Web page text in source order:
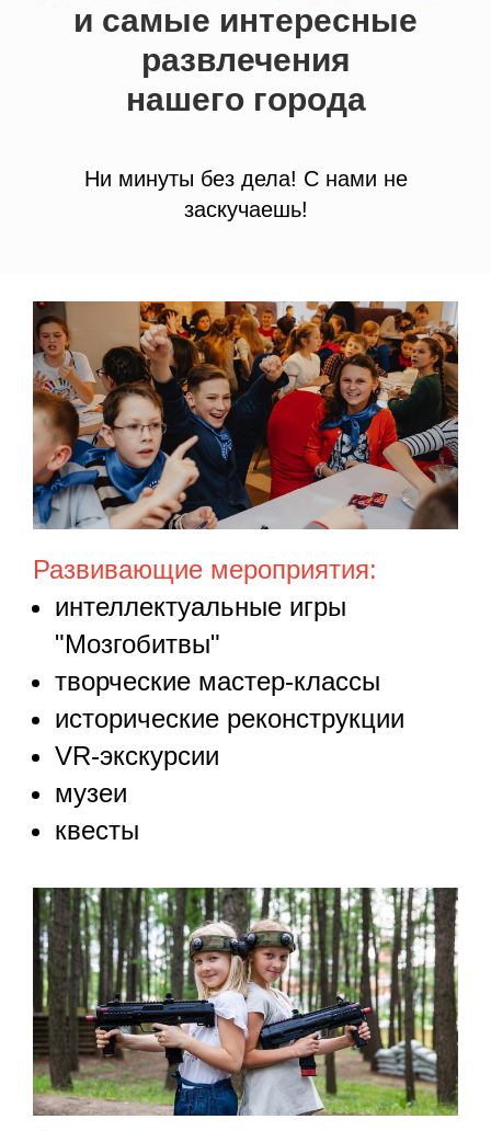
и самые интересные
развлечения
нашего города
Ни минуты без дела! С нами не
заскучаешь!
Развивающие мероприятия:
интеллектуальные игры
"Мозгобитвы"
творческие мастер-классы
исторические реконструкции
VR-экскурсии
музеи
квесты